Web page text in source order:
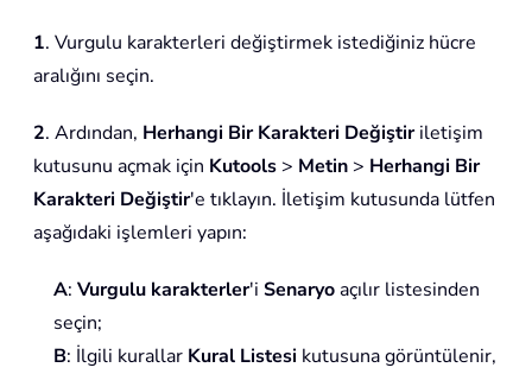
1. Vurgulu karakterleri değiştirmek istediğiniz hücre
aralığını seçin.
2. Ardından, Herhangi Bir Karakteri Değiştiriletişim
kutusunu açmak için Kutools > Metin > Herhangi Bir
Karakteri Değiştir'e tıklayın. İletişim kutusunda lütfen
aşağıdaki işlemleri yapın:
A: Vurgulu karakterler'i Senaryoaçılır listesinden
seçin;
B: İlgili kurallar Kural Listesi kutusuna görüntülenir,